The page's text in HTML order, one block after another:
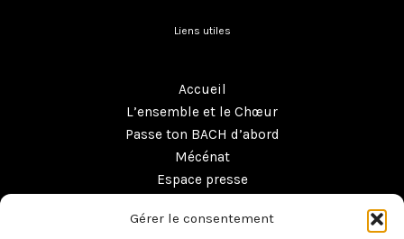
Gérer le consentement
Liens utiles
Accueil
L’ensemble et le Chœur
Passe ton BACH d’abord
Mécénat
Espace presse
Contact